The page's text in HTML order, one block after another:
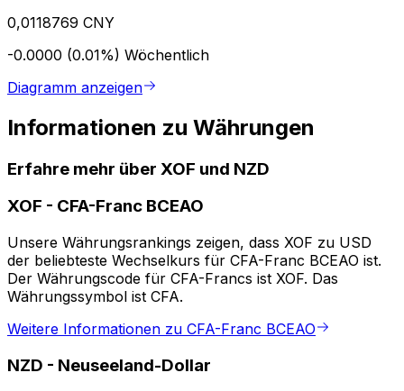
0,0118769 CNY
-0.0000 (0.01%) Wöchentlich
Diagramm anzeigen
Informationen zu Währungen
Erfahre mehr über XOF und NZD
XOF - CFA-Franc BCEAO
Unsere Währungsrankings zeigen, dass XOF zu USD
der beliebteste Wechselkurs für CFA-Franc BCEAO ist.
Der Währungscode für CFA-Francs ist XOF. Das
Währungssymbol ist CFA.
Weitere Informationen zu CFA-Franc BCEAO
NZD - Neuseeland-Dollar